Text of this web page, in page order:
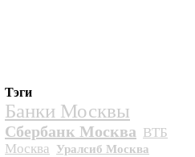
Тэги
Банки Москвы
Сбербанк Москва ВТБ
Москва
Уралсиб Москва